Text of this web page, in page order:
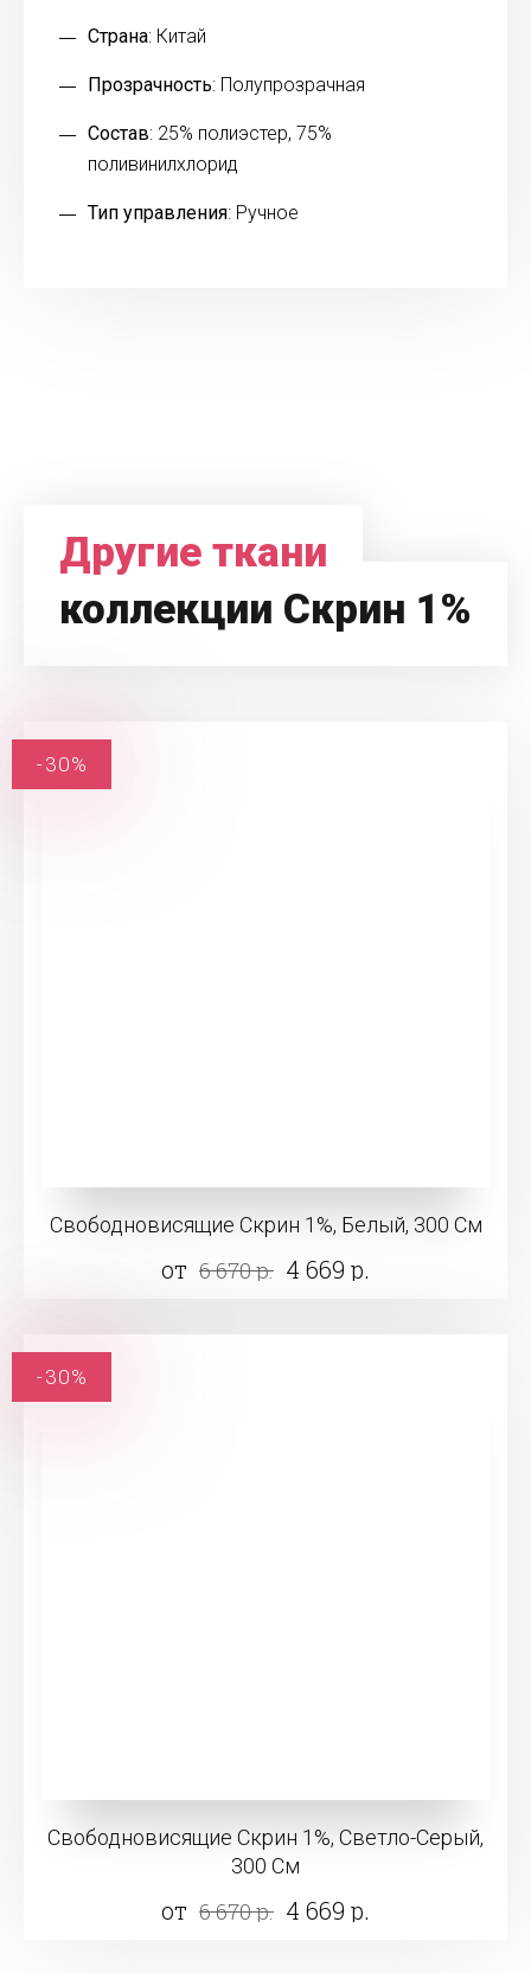
Страна: Китай
Прозрачность: Полупрозрачная
Состав: 25% полиэстер, 75%
поливинилхлорид
Тип управления: Ручное
Другие ткани
коллекции Скрин 1%
Свободновисящие Скрин 1%, Белый, 300 См
от 6 670 р. 4 669 р.
-30%
Свободновисящие Скрин 1%, Светло-Серый,
300 См
от 6 670 р. 4 669 р.
-30%